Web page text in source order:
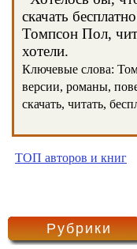
скачать
Томпсон Пол,
хотели.
Ключевые слова:
версии, романы,
скачать, читать,
ТОП авторов и книг
Рубрики